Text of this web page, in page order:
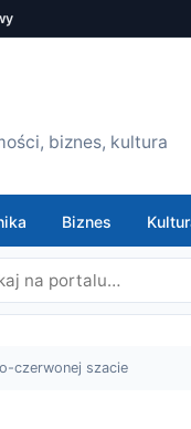
biznes, kultura
Biznes
czerwonej szacie